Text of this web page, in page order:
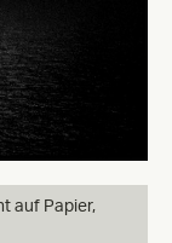
auf Papier,